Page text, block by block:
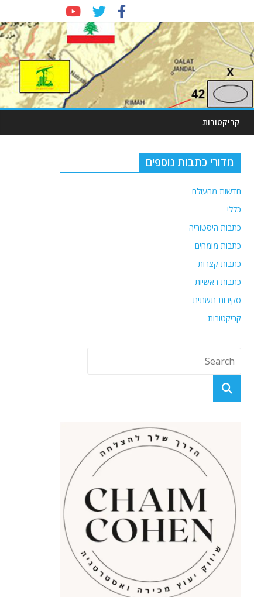
קריקטורות
מדורי כתבות נוספים
חדשות מהעולם
כללי
כתבות היסטוריה
כתבות מומחים
כתבות קצרות
כתבות ראשיות
סקירות תשתית
קריקטורות